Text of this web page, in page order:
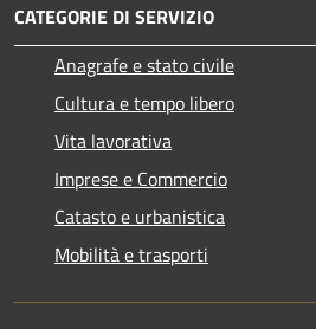
CATEGORIE DI SERVIZIO
Anagrafe e stato civile
Cultura e tempo libero
Vita lavorativa
Imprese e Commercio
Catasto e urbanistica
Mobilità e trasporti